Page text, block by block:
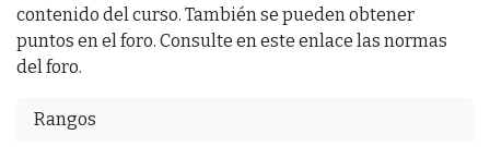
contenido del curso. También se pueden obtener
puntos en el foro. Consulte en este enlace las normas
del foro.
Rangos